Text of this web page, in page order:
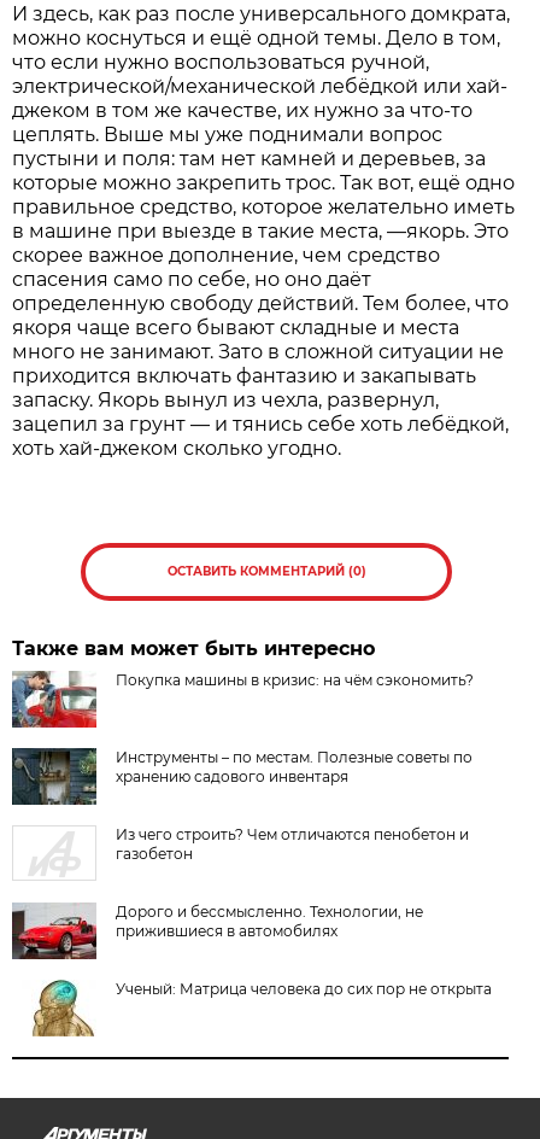
И здесь, как раз после универсального домкрата,
можно коснуться и ещё одной темы. Дело в том,
что если нужно воспользоваться ручной,
электрической/механической лебёдкой или хай-
джеком в том же качестве, их нужно за что-то
цеплять. Выше мы уже поднимали вопрос
пустыни и поля: там нет камней и деревьев, за
которые можно закрепить трос. Так вот, ещё одно
правильное средство, которое желательно иметь
в машине при выезде в такие места, —якорь. Это
скорее важное дополнение, чем средство
спасения само по себе, но оно даёт
определенную свободу действий. Тем более, что
якоря чаще всего бывают складные и места
много не занимают. Зато в сложной ситуации не
приходится включать фантазию и закапывать
запаску. Якорь вынул из чехла, развернул,
зацепил за грунт — и тянись себе хоть лебёдкой,
хоть хай-джеком сколько угодно.
ОСТАВИТЬ КОММЕНТАРИЙ (0)
Также вам может быть интересно
Покупка машины в кризис: на чём сэкономить?
Инструменты – по местам. Полезные советы по
хранению садового инвентаря
Из чего строить? Чем отличаются пенобетон и
газобетон
Дорого и бессмысленно. Технологии, не
прижившиеся в автомобилях
Ученый: Матрица человека до сих пор не открыта